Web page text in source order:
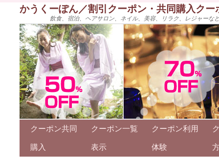
かうくーぽん／割引クーポン・共同購入ク
飲食、宿泊、ヘアサロン、ネイル、美容、リラク、レジャー
クーポン共同
購入
クーポン一覧
表示
クーポン利用
体験